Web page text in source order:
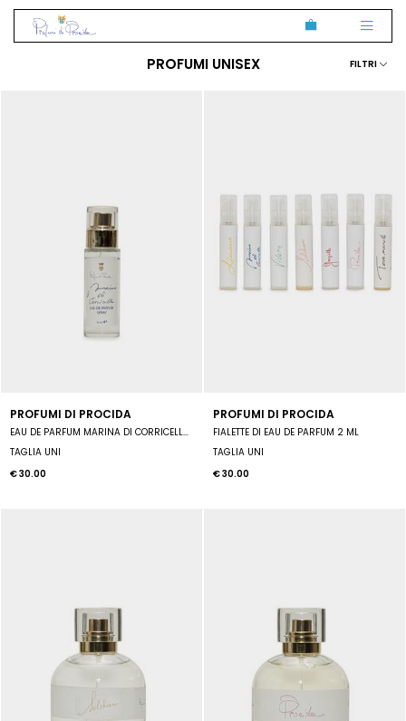
FILTRI
PROFUMI UNISEX
PROFUMI DI PROCIDA
EAU DE PARFUM MARINA DI CORRICELLA 10 ML SPRAY UNISEX
TAGLIA UNI
€ 30.00
PROFUMI DI PROCIDA
FIALETTE DI EAU DE PARFUM 2 ML
TAGLIA UNI
€ 30.00